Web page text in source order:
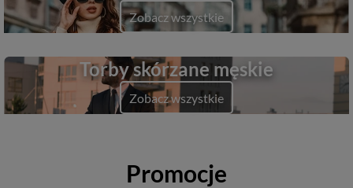
Zobacz wszystkie
Torby skórzane męskie
Zobacz wszystkie
Promocje